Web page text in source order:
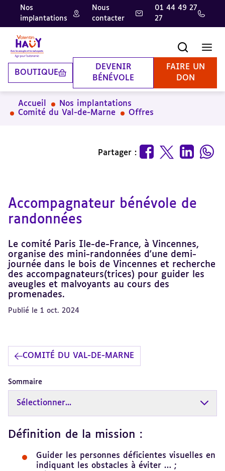
Aller
contenu
principal
Aller
pied
de
page
Aller
la
recherche
Nos
implantations
Nous
contacter
01 44 49 27
27
BOUTIQUE
DEVENIR
BÉNÉVOLE
FAIRE UN
DON
Accueil
Nos implantations
Comité du Val-de-Marne
Offres
Partager :
Accompagnateur bénévole de
randonnées
Le comité Paris Ile-de-France, à Vincennes,
organise des mini-randonnées d'une demi-
journée dans le bois de Vincennes et recherche
des accompagnateurs(trices) pour guider les
aveugles et malvoyants au cours des
promenades.
Publié le 1 oct. 2024
COMITÉ DU VAL-DE-MARNE
Sommaire
Sélectionner...
Définition de la mission :
Guider les personnes déficientes visuelles en
indiquant les obstacles à éviter … ;
Revenir
sommaire